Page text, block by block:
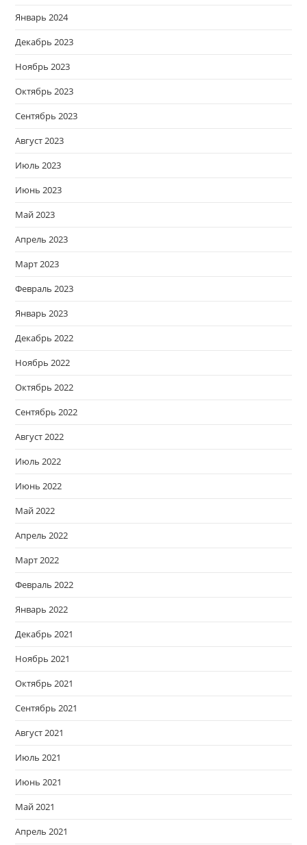
Январь 2024
Декабрь 2023
Ноябрь 2023
Октябрь 2023
Сентябрь 2023
Август 2023
Июль 2023
Июнь 2023
Май 2023
Апрель 2023
Март 2023
Февраль 2023
Январь 2023
Декабрь 2022
Ноябрь 2022
Октябрь 2022
Сентябрь 2022
Август 2022
Июль 2022
Июнь 2022
Май 2022
Апрель 2022
Март 2022
Февраль 2022
Январь 2022
Декабрь 2021
Ноябрь 2021
Октябрь 2021
Сентябрь 2021
Август 2021
Июль 2021
Июнь 2021
Май 2021
Апрель 2021